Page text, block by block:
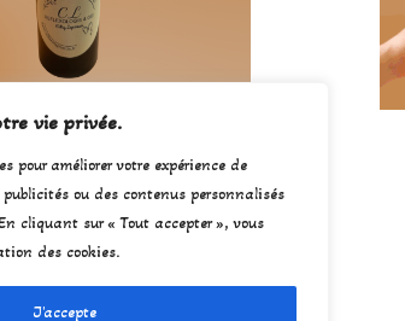
vie privée.
pour améliorer votre expérience de
ou des contenus personnalisés
cliquant sur « Tout accepter », vous
des cookies.
J'accepte
25,00 €